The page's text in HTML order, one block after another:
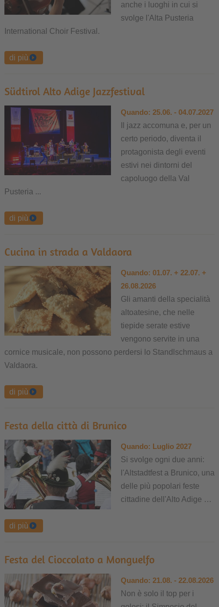
anche i luoghi in cui si
svolge l'Alta Pusteria
International Choir Festival.
di più
Südtirol Alto Adige Jazzfestival
Quando: 25.06. - 04.07.2027
Il jazz accomuna e, per un
certo periodo, diventa il
protagonista degli eventi
estivi nei dintorni del
capoluogo della Val
Pusteria ...
di più
Cucina in strada a Valdaora
Quando: 01.07. + 22.07. +
26.08.2026
Gli amanti della specialità
altoatesine, che nelle
tiepide serate estive
vengono servite in una
cornice musicale, non possono perdersi lo Standlschmaus a
Valdaora.
di più
Festa della città di Brunico
Quando: Luglio 2027
Si svolge ogni due anni:
l'Altstadtfest a Brunico, una
delle più popolari feste
cittadine dell'Alto Adige …
di più
Festa del Cioccolato a Monguelfo
Quando: 21.08. - 22.08.2026
Non è solo il top per i